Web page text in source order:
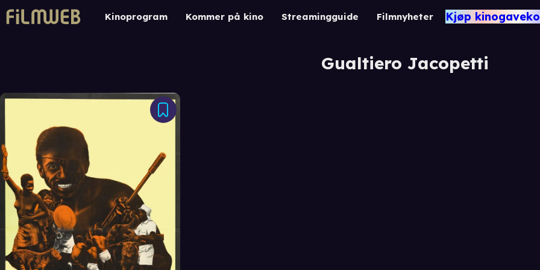
Kinoprogram Kommer på kino Streamingguide Filmnyheter Kjøp
Gualtiero Jacopetti